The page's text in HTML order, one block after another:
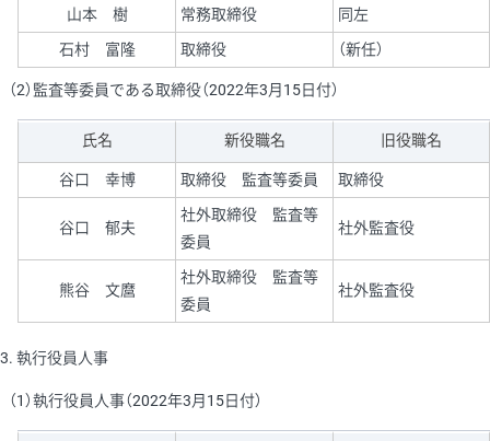
山本 樹
常務取締役
同左
石村 富隆
取締役 （新任）
（2）監査等委員である取締役（2022年3月15日付）
氏名 新役職名 旧役職名
谷口 幸博 取締役 監査等委員 取締役
谷口 郁夫
社外取締役 監査等
委員
社外監査役
熊谷 文麿
社外取締役 監査等
委員
社外監査役
3. 執行役員人事
（1）執行役員人事（2022年3月15日付）